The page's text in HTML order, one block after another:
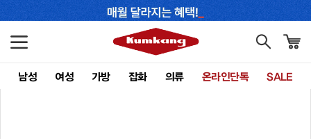
남성 여성 가방 잡화 의류 온라인단독 SALE